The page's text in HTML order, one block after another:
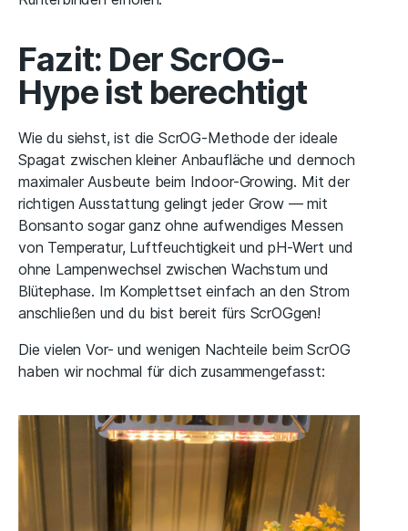
Fazit: Der ScrOG-
Hype ist berechtigt
Wie du siehst, ist die ScrOG-Methode der ideale
Spagat zwischen kleiner Anbaufläche und dennoch
maximaler Ausbeute beim Indoor-Growing. Mit der
richtigen Ausstattung gelingt jeder Grow — mit
Bonsanto sogar ganz ohne aufwendiges Messen
von Temperatur, Luftfeuchtigkeit und pH-Wert und
ohne Lampenwechsel zwischen Wachstum und
Blütephase. Im Komplettset einfach an den Strom
anschließen und du bist bereit fürs ScrOGgen!
Die vielen Vor- und wenigen Nachteile beim ScrOG
haben wir nochmal für dich zusammengefasst: